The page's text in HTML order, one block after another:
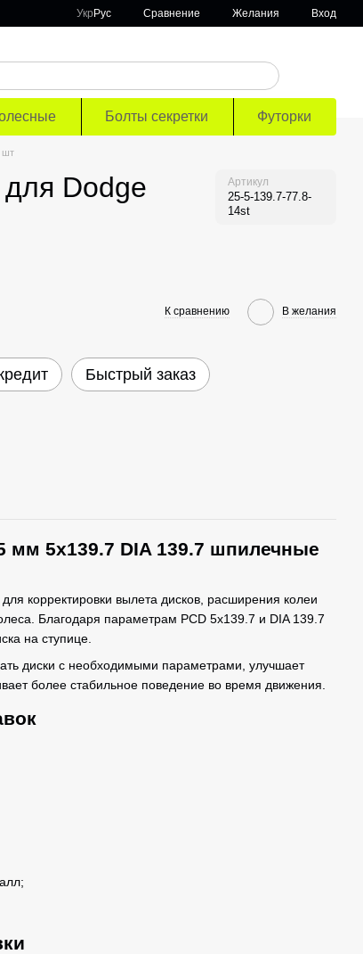
Укр Рус Сравнение Желания Вход
Болты секретки Футорки
шт
Dodge
Артикул
25-5-139.7-77.8-
14st
К сравнению В желания
Быстрый заказ
мм 5x139.7 DIA 139.7 шпилечные
корректировки вылета дисков, расширения колеи
Благодаря параметрам PCD 5x139.7 и DIA 139.7
на ступице.
диски с необходимыми параметрами, улучшает
более стабильное поведение во время движения.